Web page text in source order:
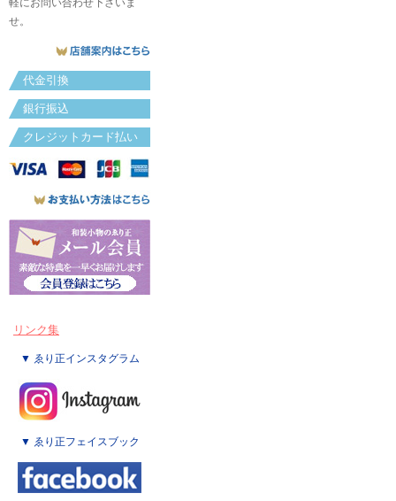
軽にお問い合わせ下さいま
せ。
代金引換
銀行振込
クレジットカード払い
リンク集
▼ ゑり正インスタグラム
▼ ゑり正フェイスブック